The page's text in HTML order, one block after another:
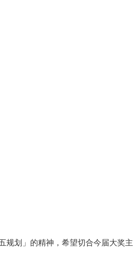
规划」的精神，希望切合今届大奖主